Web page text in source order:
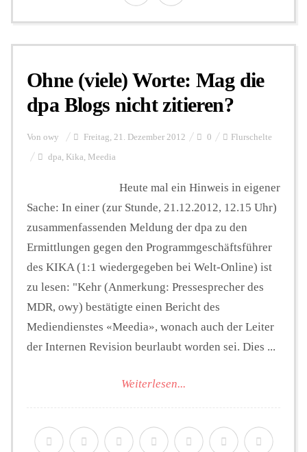
Ohne (viele) Worte: Mag die
dpa Blogs nicht zitieren?
Von owy Freitag, 21. Dezember 2012 0 Flurschelte
dpa, Kika, Meedia
Heute mal ein Hinweis in eigener
Sache: In einer (zur Stunde, 21.12.2012, 12.15 Uhr)
zusammenfassenden Meldung der dpa zu den
Ermittlungen gegen den Programmgeschäftsführer
des KIKA (1:1 wiedergegeben bei Welt-Online) ist
zu lesen: "Kehr (Anmerkung: Pressesprecher des
MDR, owy) bestätigte einen Bericht des
Mediendienstes «Meedia», wonach auch der Leiter
der Internen Revision beurlaubt worden sei. Dies ...
Weiterlesen...